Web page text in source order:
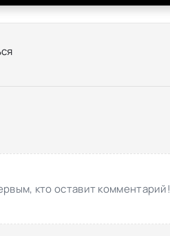
кто оставит комментарий!